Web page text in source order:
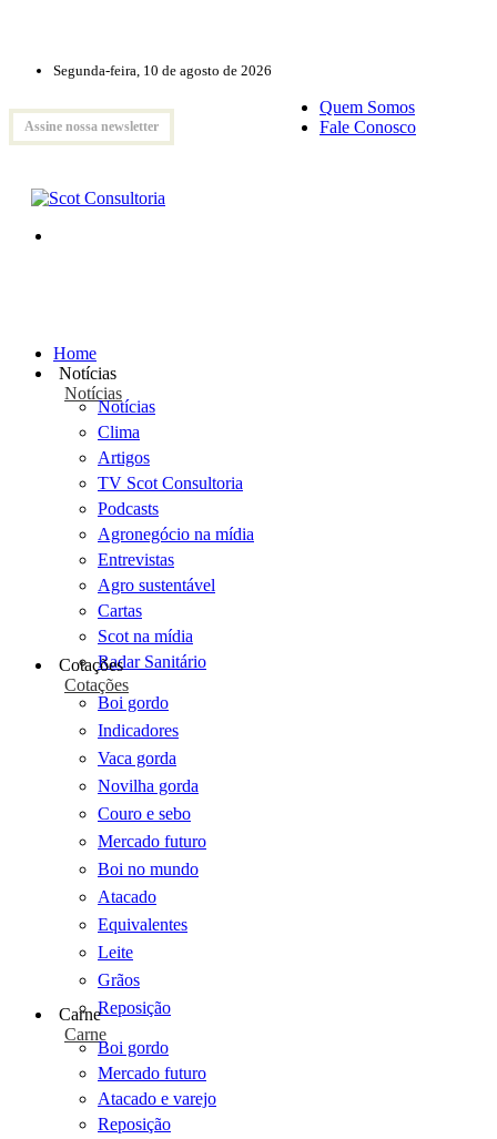
Segunda-feira, 10 de agosto de 2026
Assine nossa newsletter
Quem Somos
Fale Conosco
Home
Notícias
Notícias
Notícias
Clima
Artigos
TV Scot Consultoria
Podcasts
Agronegócio na mídia
Entrevistas
Agro sustentável
Cartas
Scot na mídia
Radar Sanitário
Cotações
Cotações
Boi gordo
Indicadores
Vaca gorda
Novilha gorda
Couro e sebo
Mercado futuro
Boi no mundo
Atacado
Equivalentes
Leite
Grãos
Reposição
Carne
Carne
Boi gordo
Mercado futuro
Atacado e varejo
Reposição